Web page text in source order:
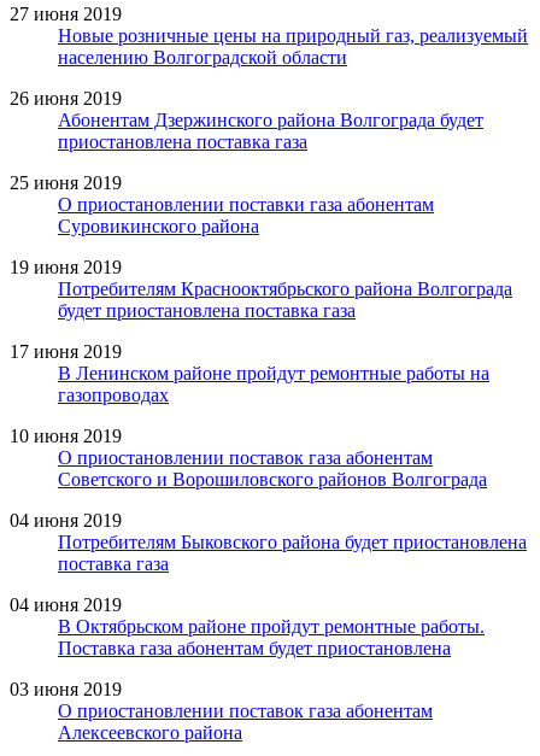
27 июня 2019
Новые розничные цены на природный газ, реализуемый
населению Волгоградской области
26 июня 2019
Абонентам Дзержинского района Волгограда будет
приостановлена поставка газа
25 июня 2019
О приостановлении поставки газа абонентам
Суровикинского района
19 июня 2019
Потребителям Краснооктябрьского района Волгограда
будет приостановлена поставка газа
17 июня 2019
В Ленинском районе пройдут ремонтные работы на
газопроводах
10 июня 2019
О приостановлении поставок газа абонентам
Советского и Ворошиловского районов Волгограда
04 июня 2019
Потребителям Быковского района будет приостановлена
поставка газа
04 июня 2019
В Октябрьском районе пройдут ремонтные работы.
Поставка газа абонентам будет приостановлена
03 июня 2019
О приостановлении поставок газа абонентам
Алексеевского района